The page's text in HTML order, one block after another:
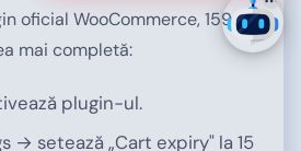
oficial WooCommerce, 159
mai completă:
plugin-ul.
→ setează „Cart expiry" la 15